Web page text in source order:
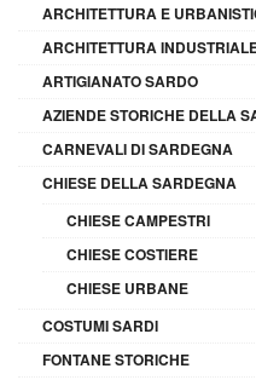
ARCHITETTURA E
ARCHITETTURA
ARTIGIANATO SARDO
AZIENDE STORICHE DELLA
CARNEVALI DI SARDEGNA
CHIESE DELLA SARDEGNA
CHIESE CAMPESTRI
CHIESE COSTIERE
CHIESE URBANE
COSTUMI SARDI
FONTANE STORICHE